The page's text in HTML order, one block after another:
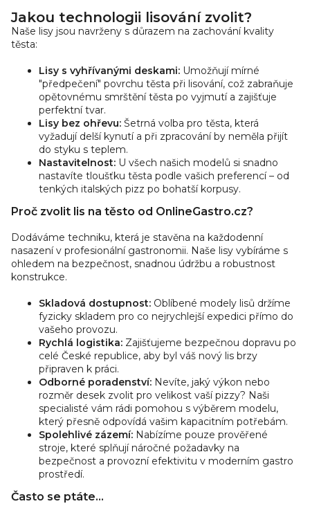
Jakou technologii lisování zvolit?
Naše lisy jsou navrženy s důrazem na zachování kvality
těsta:
Lisy s vyhřívanými deskami: Umožňují mírné
"předpečení" povrchu těsta při lisování, což zabraňuje
opětovnému smrštění těsta po vyjmutí a zajišťuje
perfektní tvar.
Lisy bez ohřevu: Šetrná volba pro těsta, která
vyžadují delší kynutí a při zpracování by neměla přijít
do styku s teplem.
Nastavitelnost: U všech našich modelů si snadno
nastavíte tloušťku těsta podle vašich preferencí – od
tenkých italských pizz po bohatší korpusy.
Proč zvolit lis na těsto od OnlineGastro.cz?
Dodáváme techniku, která je stavěna na každodenní
nasazení v profesionální gastronomii. Naše lisy vybíráme s
ohledem na bezpečnost, snadnou údržbu a robustnost
konstrukce.
Skladová dostupnost: Oblíbené modely lisů držíme
fyzicky skladem pro co nejrychlejší expedici přímo do
vašeho provozu.
Rychlá logistika: Zajišťujeme bezpečnou dopravu po
celé České republice, aby byl váš nový lis brzy
připraven k práci.
Odborné poradenství: Nevíte, jaký výkon nebo
rozměr desek zvolit pro velikost vaší pizzy? Naši
specialisté vám rádi pomohou s výběrem modelu,
který přesně odpovídá vašim kapacitním potřebám.
Spolehlivé zázemí: Nabízíme pouze prověřené
stroje, které splňují náročné požadavky na
bezpečnost a provozní efektivitu v moderním gastro
prostředí.
Často se ptáte...